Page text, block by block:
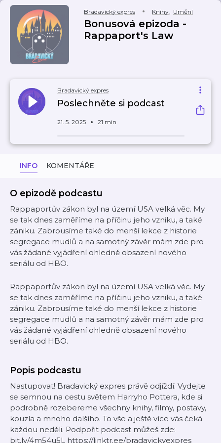
Bradavický expres Knihy, Umění
Bonusová epizoda -
Rappaport's Law
Bradavický expres
Poslechněte si podcast
21. 5. 2025 21 min
INFO KOMENTÁŘE
O epizodě podcastu
Rappaportův zákon byl na území USA velká věc. My
se tak dnes zaměříme na příčinu jeho vzniku, a také
zániku. Zabrousíme také do menší lekce z historie
segregace mudlů a na samotný závěr mám zde pro
vás žádané vyjádření ohledně obsazení nového
seriálu od HBO.
Rappaportův zákon byl na území USA velká věc. My
se tak dnes zaměříme na příčinu jeho vzniku, a také
zániku. Zabrousíme také do menší lekce z historie
segregace mudlů a na samotný závěr mám zde pro
vás žádané vyjádření ohledně obsazení nového
seriálu od HBO.
Popis podcastu
Nastupovat! Bradavický expres právě odjíždí. Vydejte
se semnou na cestu světem Harryho Pottera, kde si
podrobně rozebereme všechny knihy, filmy, postavy,
kouzla a mnoho dalšího. To vše a ještě více vás čeká
každou neděli. Podpořit podcast můžeš zde:
bit.ly/4m54u5L https://linktr.ee/bradavickyexpres